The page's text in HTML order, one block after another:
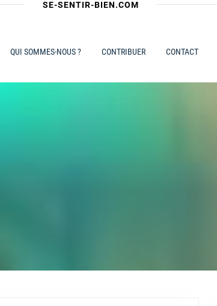
SE-SENTIR-BIEN.COM
QUI SOMMES-NOUS ? CONTRIBUER CONTACT